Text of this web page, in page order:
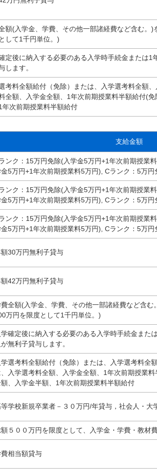
額(入学金、学費、その他一部諸経費など含む。
して1千円単位。)
定後に納入する必要のある入学時手続金または1
します。
考料全額給付（免除）または、入学選考料全額
全額、入学金全額、1年次前期授業料半額給付(
年次前期授業料半額給付
支給金額
ンク：15万円免除(入学金5万円+1年次前期授業
5万円+1年次前期授業料5万円), Cランク：5万円
ンク：15万円免除(入学金5万円+1年次前期授業
5万円+1年次前期授業料5万円), Cランク：5万円
ンク：15万円免除(入学金5万円+1年次前期授業
5万円+1年次前期授業料5万円), Cランク：5万円
30万円無利子貸与
42万円無利子貸与
全額(入学金、学費、その他一部諸経費など含
万円を限度として1千円単位。)
学確定後に納入する必要のある入学時手続金また
が無利子貸与します。
学選考料全額給付（免除）または、入学選考料全
、入学選考料全額、入学金全額、1年次前期授業
、入学金半額、1年次前期授業料半額給付
学校新規卒業者－３０万円/年貸与，社会人・大
５００万円を限度として、入学金・学費・教材
相当額貸与